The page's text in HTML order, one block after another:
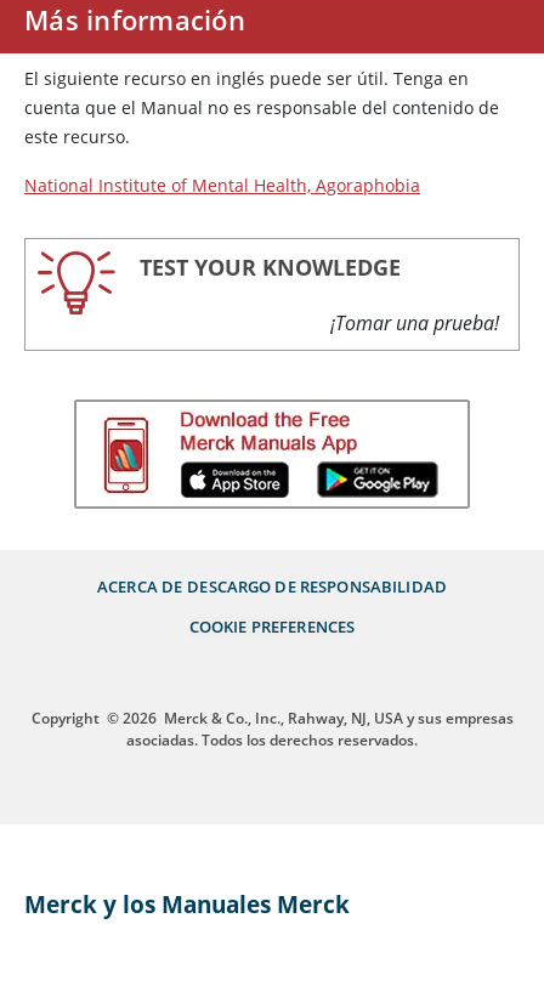
Más información
El siguiente recurso en inglés puede ser útil. Tenga en
cuenta que el Manual no es responsable del contenido de
este recurso.
National Institute of Mental Health, Agoraphobia
TEST YOUR KNOWLEDGE
¡Tomar una prueba!
ACERCA DE DESCARGO DE RESPONSABILIDAD
COOKIE PREFERENCES
Copyright © 2026 Merck & Co., Inc., Rahway, NJ, USA y sus empresas
asociadas. Todos los derechos reservados.
Merck y los Manuales Merck